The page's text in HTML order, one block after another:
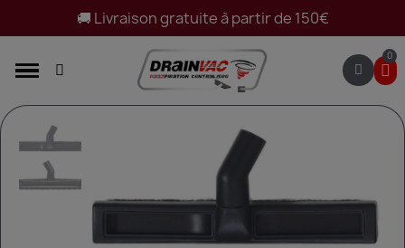
🚚 Livraison gratuite à partir de 150€